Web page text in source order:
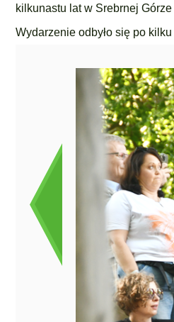
kilkunastu lat w Srebrnej
Wydarzenie odbyło się po